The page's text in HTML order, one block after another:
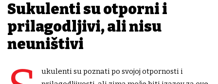
Sukulenti su otporni i
prilagodljivi, ali nisu
neuništivi
ukulenti su poznati po svojoj otpornosti i